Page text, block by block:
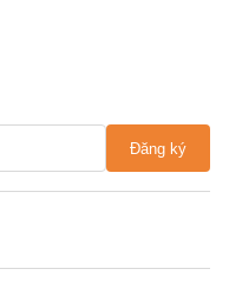
Đăng ký